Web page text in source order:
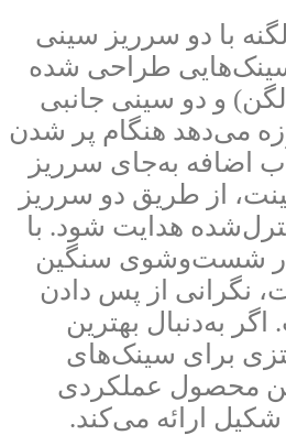
با دو سرریز سینی
طراحی شده
و دو سینی جانبی
می‌دهد هنگام پر شدن
اضافه به‌جای سرریز
از طریق دو سرریز
هدایت شود. با
در شست‌وشوی سنگین
نگرانی از پس دادن
به‌دنبال بهترین
برای سینک‌های
محصول عملکردی
ارائه می‌کند.